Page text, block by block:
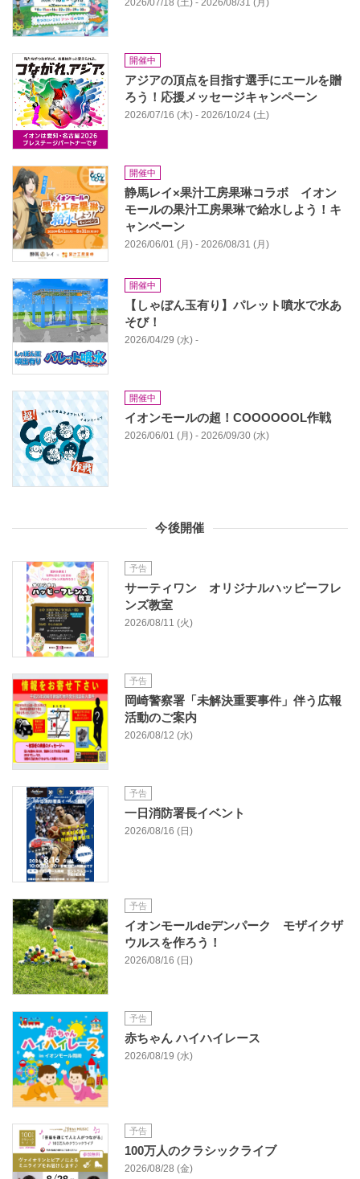
2026/07/18 (土) - 2026/08/31 (月)
開催中
アジアの頂点を目指す選手にエールを贈
ろう！応援メッセージキャンペーン
2026/07/16 (木) - 2026/10/24 (土)
開催中
静馬レイ×果汁工房果琳コラボ イオン
モールの果汁工房果琳で給水しよう！キ
ャンペーン
2026/06/01 (月) - 2026/08/31 (月)
開催中
【しゃぼん玉有り】パレット噴水で水あ
そび！
2026/04/29 (水) -
開催中
イオンモールの超！COOOOOOL作戦
2026/06/01 (月) - 2026/09/30 (水)
今後開催
予告
サーティワン オリジナルハッピーフレ
ンズ教室
2026/08/11 (火)
予告
岡崎警察署「未解決重要事件」伴う広報
活動のご案内
2026/08/12 (水)
予告
一日消防署長イベント
2026/08/16 (日)
予告
イオンモールdeデンパーク モザイクザ
ウルスを作ろう！
2026/08/16 (日)
予告
赤ちゃん ハイハイレース
2026/08/19 (水)
予告
100万人のクラシックライブ
2026/08/28 (金)